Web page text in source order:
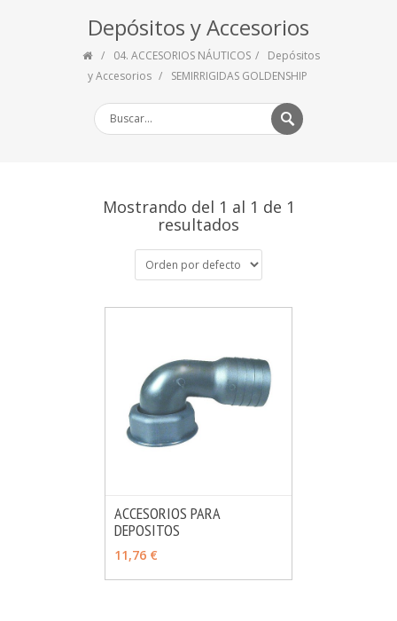
Depósitos y Accesorios
04. ACCESORIOS NÁUTICOS
Depósitos
y Accesorios
SEMIRRIGIDAS GOLDENSHIP
Mostrando del 1 al 1 de 1
resultados
VER OPCIONES
ACCESORIOS PARA
DEPOSITOS
11,76 €